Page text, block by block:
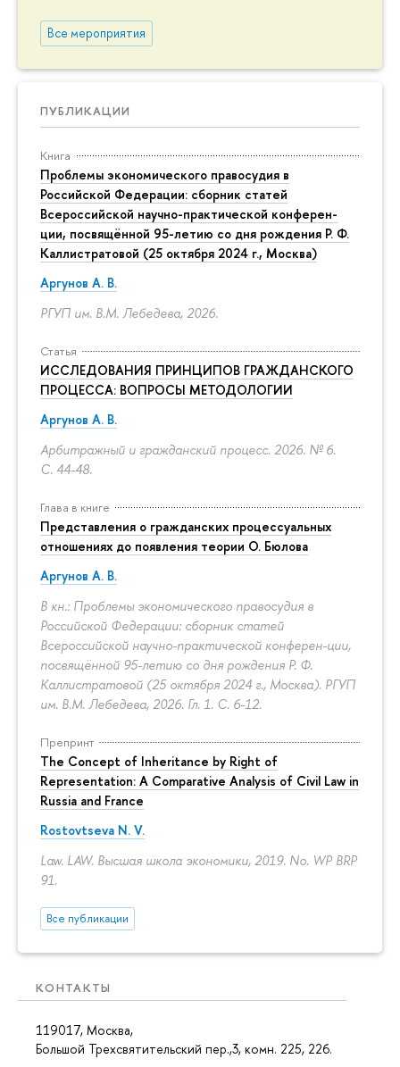
Все мероприятия
ПУБЛИКАЦИИ
Книга
Проблемы экономического правосудия в
Российской Федерации: сборник статей
Всероссийской научно-практической конферен-
ции, посвящённой 95-летию со дня рождения Р. Ф.
Каллистратовой (25 октября 2024 г., Москва)
Аргунов А. В.
РГУП им. В.М. Лебедева, 2026.
Статья
ИССЛЕДОВАНИЯ ПРИНЦИПОВ ГРАЖДАНСКОГО
ПРОЦЕССА: ВОПРОСЫ МЕТОДОЛОГИИ
Аргунов А. В.
Арбитражный и гражданский процесс. 2026. № 6.
С. 44-48.
Глава в книге
Представления о гражданских процессуальных
отношениях до появления теории О. Бюлова
Аргунов А. В.
В кн.: Проблемы экономического правосудия в
Российской Федерации: сборник статей
Всероссийской научно-практической конферен-ции,
посвящённой 95-летию со дня рождения Р. Ф.
Каллистратовой (25 октября 2024 г., Москва). РГУП
им. В.М. Лебедева, 2026. Гл. 1. С. 6-12.
Препринт
The Concept of Inheritance by Right of
Representation: A Comparative Analysis of Civil Law in
Russia and France
Rostovtseva N. V.
Law. LAW. Высшая школа экономики, 2019. No. WP BRP
91.
Все публикации
КОНТАКТЫ
119017, Москва,
Большой Трехсвятительский пер.,3, комн. 225, 226.